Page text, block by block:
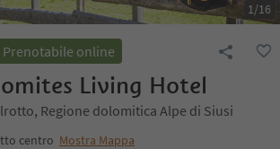
1/16
Prenotabile online
Living Hotel
Regione dolomitica Alpe di Siusi
centro Mostra Mappa